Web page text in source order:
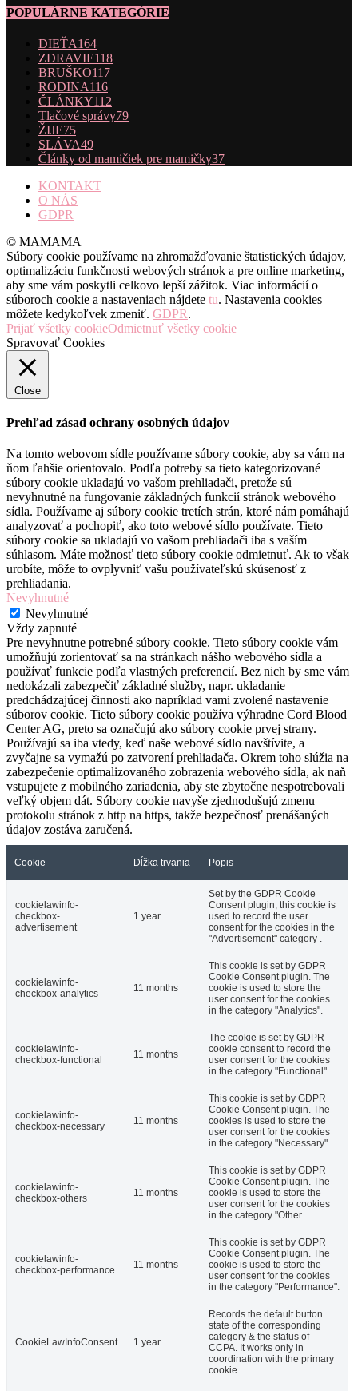
POPULÁRNE KATEGÓRIE
DIEŤA164
ZDRAVIE118
BRUŠKO117
RODINA116
ČLÁNKY112
Tlačové správy79
ŽIJE75
SLÁVA49
Články od mamičiek pre mamičky37
KONTAKT
O NÁS
GDPR
© MAMAMA
Súbory cookie používame na zhromažďovanie štatistických údajov,
optimalizáciu funkčnosti webových stránok a pre online marketing,
aby sme vám poskytli celkovo lepší zážitok. Viac informácií o
súboroch cookie a nastaveniach nájdete tu. Nastavenia cookies
môžete kedykoľvek zmeniť. GDPR.
Prijať všetky cookieOdmietnuť všetky cookie
Spravovať Cookies
Close
Prehľad zásad ochrany osobných údajov
Na tomto webovom sídle používame súbory cookie, aby sa vám na
ňom ľahšie orientovalo. Podľa potreby sa tieto kategorizované
súbory cookie ukladajú vo vašom prehliadači, pretože sú
nevyhnutné na fungovanie základných funkcií stránok webového
sídla. Používame aj súbory cookie tretích strán, ktoré nám pomáhajú
analyzovať a pochopiť, ako toto webové sídlo používate. Tieto
súbory cookie sa ukladajú vo vašom prehliadači iba s vaším
súhlasom. Máte možnosť tieto súbory cookie odmietnuť. Ak to však
urobíte, môže to ovplyvniť vašu používateľskú skúsenosť z
prehliadania.
Nevyhnutné
Nevyhnutné
Vždy zapnuté
Pre nevyhnutne potrebné súbory cookie. Tieto súbory cookie vám
umožňujú zorientovať sa na stránkach nášho webového sídla a
používať funkcie podľa vlastných preferencií. Bez nich by sme vám
nedokázali zabezpečiť základné služby, napr. ukladanie
predchádzajúcej činnosti ako napríklad vami zvolené nastavenie
súborov cookie. Tieto súbory cookie používa výhradne Cord Blood
Center AG, preto sa označujú ako súbory cookie prvej strany.
Používajú sa iba vtedy, keď naše webové sídlo navštívite, a
zvyčajne sa vymažú po zatvorení prehliadača. Okrem toho slúžia na
zabezpečenie optimalizovaného zobrazenia webového sídla, ak naň
vstupujete z mobilného zariadenia, aby ste zbytočne nespotrebovali
veľký objem dát. Súbory cookie navyše zjednodušujú zmenu
protokolu stránok z http na https, takže bezpečnosť prenášaných
údajov zostáva zaručená.
Cookie Dĺžka trvania Popis
cookielawinfo-
checkbox-
advertisement
1 year
Set by the GDPR Cookie
Consent plugin, this cookie is
used to record the user
consent for the cookies in the
"Advertisement" category .
cookielawinfo-
checkbox-analytics
11 months
This cookie is set by GDPR
Cookie Consent plugin. The
cookie is used to store the
user consent for the cookies
in the category "Analytics".
cookielawinfo-
checkbox-functional
11 months
The cookie is set by GDPR
cookie consent to record the
user consent for the cookies
in the category "Functional".
cookielawinfo-
checkbox-necessary
11 months
This cookie is set by GDPR
Cookie Consent plugin. The
cookies is used to store the
user consent for the cookies
in the category "Necessary".
cookielawinfo-
checkbox-others
11 months
This cookie is set by GDPR
Cookie Consent plugin. The
cookie is used to store the
user consent for the cookies
in the category "Other.
cookielawinfo-
checkbox-performance
11 months
This cookie is set by GDPR
Cookie Consent plugin. The
cookie is used to store the
user consent for the cookies
in the category "Performance".
CookieLawInfoConsent 1 year
Records the default button
state of the corresponding
category & the status of
CCPA. It works only in
coordination with the primary
cookie.